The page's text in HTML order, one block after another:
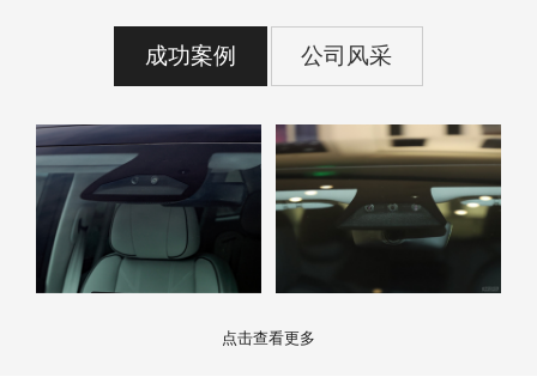
成功案例 公司风采
点击查看更多